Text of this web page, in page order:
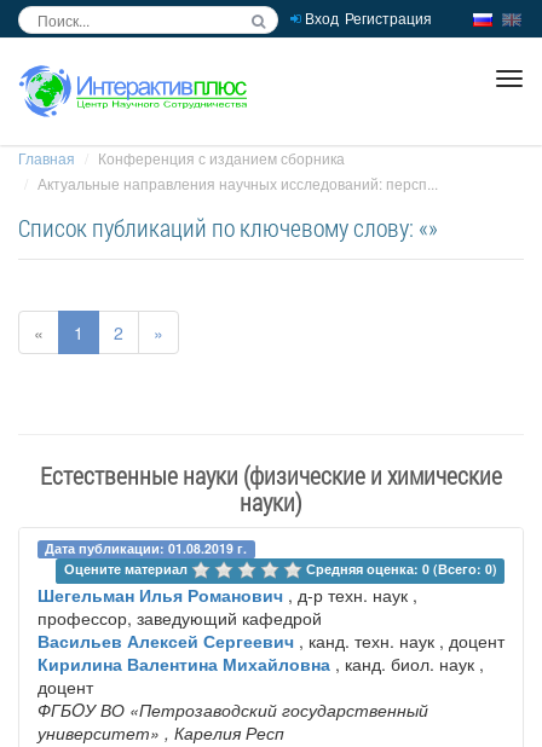
Вход Регистрация
Главная
Конференция с изданием сборника
Актуальные направления научных исследований: персп...
Список публикаций по ключевому слову: «»
« 1 2 »
Естественные науки (физические и химические
науки)
Дата публикации: 01.08.2019 г.
Оцените материал
Средняя оценка: 0 (Всего: 0)
Шегельман Илья Романович , д-р техн. наук ,
профессор, заведующий кафедрой
Васильев Алексей Сергеевич , канд. техн. наук , доцент
Кирилина Валентина Михайловна , канд. биол. наук ,
доцент
ФГБOУ ВО «Петрозаводский государственный
университет» , Карелия Респ